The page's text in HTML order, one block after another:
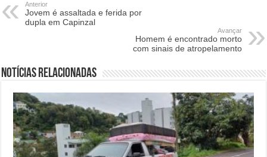
Anterior
Jovem é assaltada e ferida por
dupla em Capinzal
Avançar
Homem é encontrado morto
com sinais de atropelamento
Notícias relacionadas